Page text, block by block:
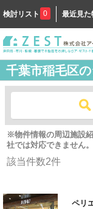
検討リスト 0 最近見た
千葉市稲毛区
※物件情報の周辺施設
社では対応できません。
該当件数2件
ペリ